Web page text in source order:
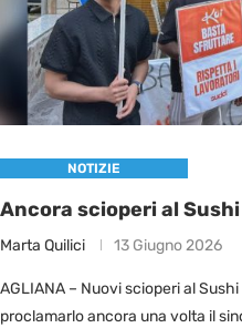
NOTIZIE
Ancora scioperi al
Marta Quilici 13 Giugno 2026
AGLIANA – Nuovi scioperi al
proclamarlo ancora una volta il